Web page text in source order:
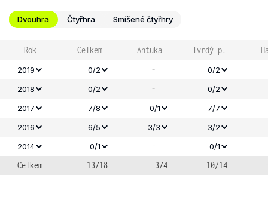
Dvouhra Čtyřhra Smíšené čtyřhry
Rok Celkem Antuka Tvrdý p.
2019 0/2 -
0/2
2018
0/2 -
0/2
2017
7/8 0/1
7/7
2016
6/5 3/3
3/2
2014
0/1 - 0/1
Celkem 13/18 3/4 10/14